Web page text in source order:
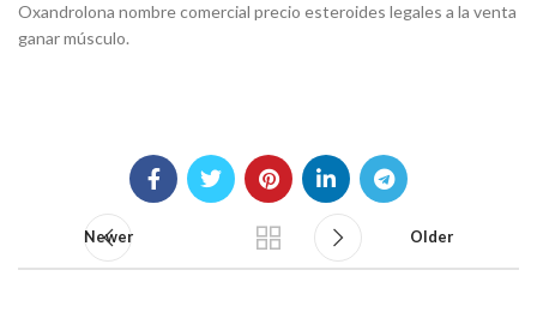
Oxandrolona nombre comercial precio esteroides legales a la venta
ganar músculo.
Newer Older